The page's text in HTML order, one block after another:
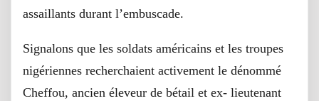
assaillants durant l’embuscade.
Signalons que les soldats américains et les troupes
nigériennes recherchaient activement le dénommé
Cheffou, ancien éleveur de bétail et ex- lieutenant